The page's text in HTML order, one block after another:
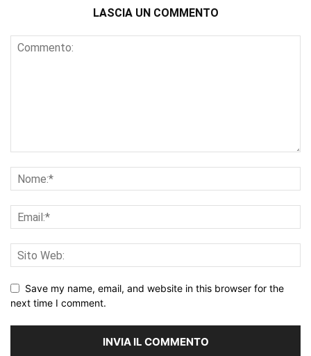
LASCIA UN COMMENTO
Save my name, email, and website in this browser for the
next time I comment.